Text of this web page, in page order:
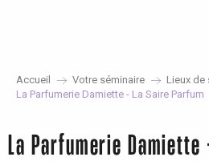
Accueil Votre séminaire
Lieux de
La Parfumerie Damiette - La Saire Parfum
La Parfumerie